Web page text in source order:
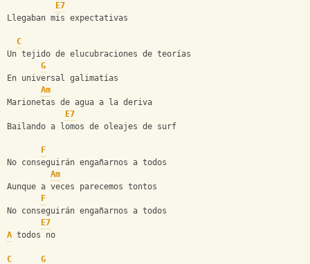
E7
Llegaban mis expectativas
C
Un tejido de elucubraciones de teorías
G
En universal galimatías
Am
Marionetas de agua a la deriva
E7
Bailando a lomos de oleajes de surf
F
No conseguirán engañarnos a todos
Am
Aunque a veces parecemos tontos
F
No conseguirán engañarnos a todos
E7
A todos no
C G